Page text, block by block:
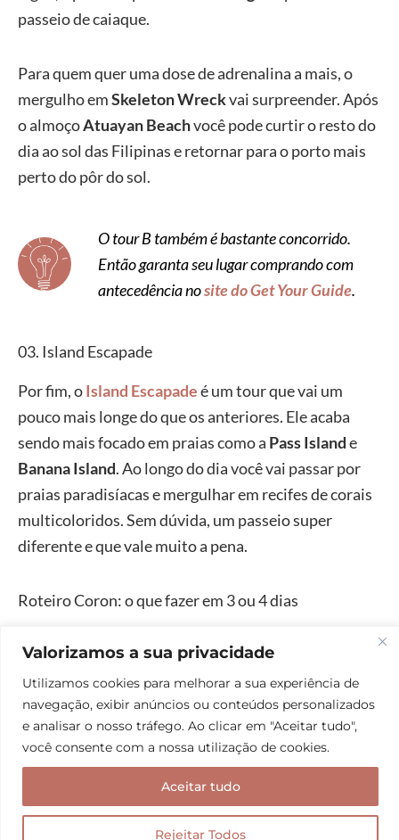
Valorizamos a sua privacidade
Utilizamos cookies para melhorar a sua experiência de
navegação, exibir anúncios ou conteúdos personalizados
e analisar o nosso tráfego. Ao clicar em "Aceitar tudo",
você consente com a nossa utilização de cookies.
Rejeitar Todos
Aceitar tudo
passeio de caiaque.
Para quem quer uma dose de adrenalina a mais, o
mergulho emSkeleton Wreckvai surpreender. Após
o almoçoAtuayan Beachvocê pode curtir o resto do
dia ao sol das Filipinas e retornar para o porto mais
perto do pôr do sol.
O tour B também é bastante concorrido.
Então garanta seu lugar comprando com
antecedência nosite do Get Your Guide.
03. Island Escapade
Por fim, oIsland Escapadeé um tour que vai um
pouco mais longe do que os anteriores. Ele acaba
sendo mais focado em praias como a Pass Islande
Banana Island. Ao longo do dia você vai passar por
praias paradisíacas e mergulhar em recifes de corais
multicoloridos. Sem dúvida, um passeio super
diferente e que vale muito a pena.
Roteiro Coron: o que fazer em 3 ou 4 dias
Que tal conferir nosso roteiro para esse destino
clássico? Foram 3 dias sensacionais e você pode
seguir como estão ou personalizar de acordo com
suas preferências.
: Passeio de barco privativo pelo circuito do
tour A.